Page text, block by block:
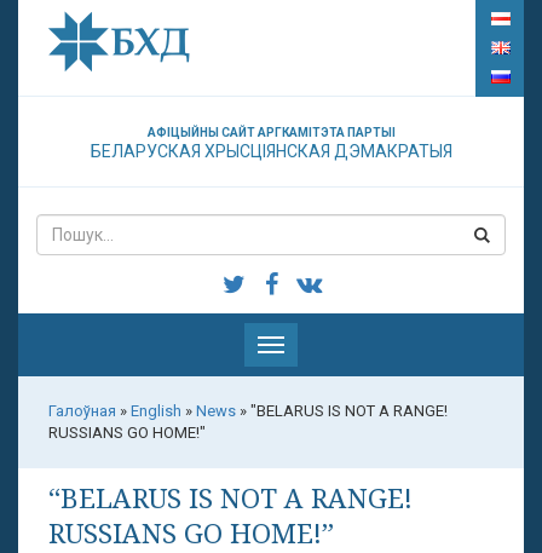
АФІЦЫЙНЫ САЙТ АРГКАМІТЭТА ПАРТЫІ
БЕЛАРУСКАЯ ХРЫСЦІЯНСКАЯ ДЭМАКРАТЫЯ
Паказаць
меню
Галоўная » English » News » "BELARUS IS NOT A RANGE!
RUSSIANS GO HOME!"
“BELARUS IS NOT A RANGE!
RUSSIANS GO HOME!”